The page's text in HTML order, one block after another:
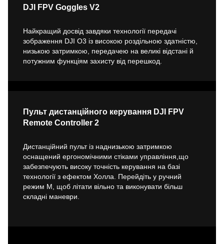
DJI FPV Goggles V2
Найкращий досвід завдяки технології передачі
зображення DJI O3 із високою роздільною здатністю,
низькою затримкою, передачею на великі відстані й
потужним функціям захисту від перешкод.
Пульт дистанційного керування DJI FPV
Remote Controller 2
Дистанційний пульт із наднизькою затримкою
оснащений ергономічними стіками управління,що
забезпечують високу точність керування на базі
технології з ефектом Холла. Перейдіть у ручний
режим M, щоб літати вільно та виконувати більш
складні маневри.